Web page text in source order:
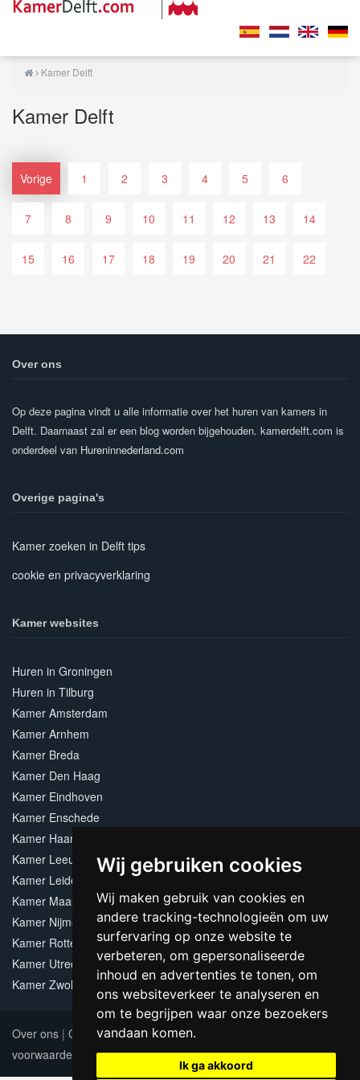
Wij gebruiken cookies
Wij maken gebruik van cookies en
andere tracking-technologieën om uw
surfervaring op onze website te
verbeteren, om gepersonaliseerde
inhoud en advertenties te tonen, om
ons websiteverkeer te analyseren en
om te begrijpen waar onze bezoekers
vandaan komen.
Ik ga akkoord
Kamer Delft
Kamer Delft
Vorige 1 2 3 4 5 6
7 8 9 10 11 12 13 14
15 16 17 18 19 20 21 22
Over ons
Op deze pagina vindt u alle informatie over het huren van kamers in
Delft. Daarnaast zal er een blog worden bijgehouden. kamerdelft.com is
onderdeel van Hureninnederland.com
Overige pagina's
Kamer zoeken in Delft tips
cookie en privacyverklaring
Kamer websites
Huren in Groningen
Huren in Tilburg
Kamer Amsterdam
Kamer Arnhem
Kamer Breda
Kamer Den Haag
Kamer Eindhoven
Kamer Enschede
Kamer Haarlem
Kamer Leeuwarden
Kamer Leiden
Kamer Maastricht
Kamer Nijmegen
Kamer Rotterdam
Kamer Utrecht
Kamer Zwolle
Over ons | Contact|Adverteren|Sitemap
voorwaarden
Update cookies preferences